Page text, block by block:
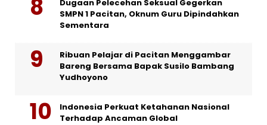
Dugaan Pelecehan Seksual Gegerkan
SMPN 1 Pacitan, Oknum Guru Dipindahkan
Sementara
Ribuan Pelajar di Pacitan Menggambar
Bareng Bersama Bapak Susilo Bambang
Yudhoyono
Indonesia Perkuat Ketahanan Nasional
Terhadap Ancaman Global